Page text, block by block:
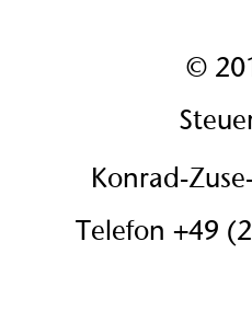
©
Konrad-
Telefon +49